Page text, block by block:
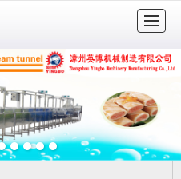
很遗憾，因您的浏览器版本过低导致无法获得最佳浏览体验，推荐下载安装谷歌浏览器！
产品展示
视频资料